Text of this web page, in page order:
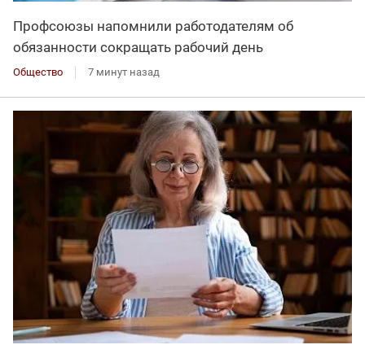
Профсоюзы напомнили работодателям об
обязанности сокращать рабочий день
Общество 7 минут назад